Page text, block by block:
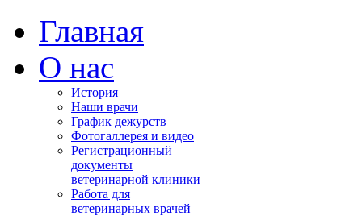
Главная
О нас
История
Наши врачи
График дежурств
Фотогаллерея и видео
Регистрационный
документы
ветеринарной клиники
Работа для
ветеринарных врачей